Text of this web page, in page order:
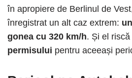
în apropiere de Berlinul de
înregistrat un alt caz extrem:
gonea cu 320 km/h. Și el riscă
permisului pentru aceeași